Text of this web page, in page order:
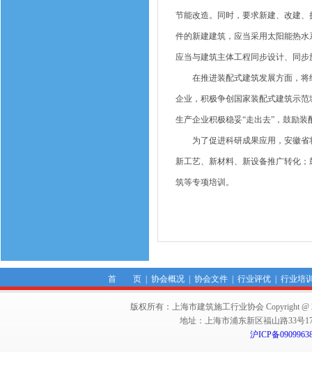
节能改造。同时，要求新建、改建
件的新建建筑，应当采用太阳能热
应当与建筑主体工程同步设计、同
在推进装配式建筑发展方面，将
企业，积极争创国家装配式建筑示
生产企业积极稳妥“走出去”，鼓励
为了促进科研成果应用，安徽省
新工艺、新材料、新设备推广转化
筑等专项培训。
首 页| 协会概况| 协会文件| 行业评优| 行业培
版权所有：上海市建筑施工行业协会 Copyright @
地址：上海市浦东新区福山路33号
沪ICP备